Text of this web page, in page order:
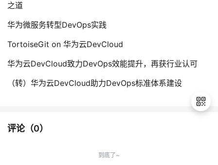
之道
华为微服务转型DevOps实践
TortoiseGit on 华为云DevCloud
华为云DevCloud致力DevOps效能提升，再获行业认可
（转）华为云DevCloud助力DevOps标准体系建设
评论（0）
到底了~